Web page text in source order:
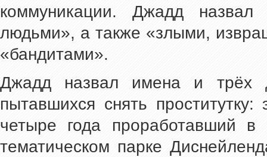
коммуникации. Джадд назвал
людьми», а также «злыми,
«бандитами».
Джадд назвал имена и трёх
пытавшихся снять
четыре года проработавший в
тематическом парке